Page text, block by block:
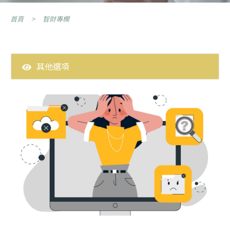
智財專欄
智財Q&A
最新消息
首頁 智財專欄
其他選項
商標
著作權